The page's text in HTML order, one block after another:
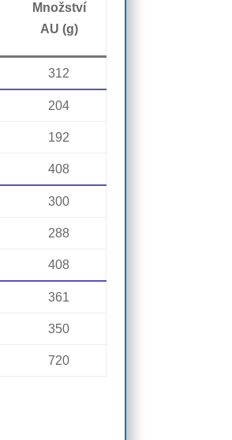
Množství
AU (g)
312
204
192
408
300
288
408
361
350
720